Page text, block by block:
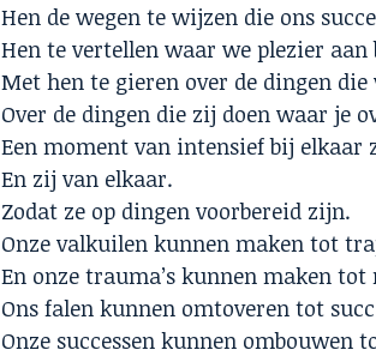
Hen de wegen te wijzen die ons
Hen te vertellen waar we plezier aan
Met hen te gieren over de dingen
Over de dingen die zij doen waar je
Een moment van intensief bij
En zij van elkaar.
Zodat ze op dingen voorbereid zijn.
Onze valkuilen kunnen maken tot
En onze trauma’s kunnen maken
Ons falen kunnen omtoveren tot
Onze successen kunnen ombouwen